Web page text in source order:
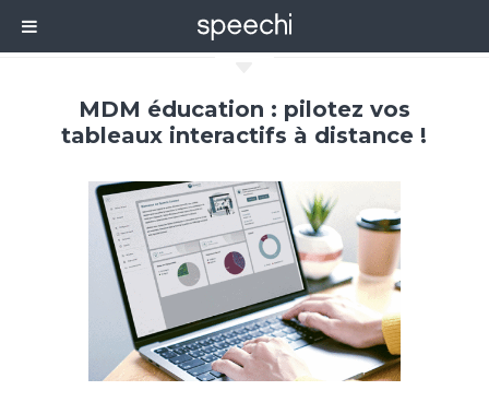
MDM éducation : pilotez vos
tableaux interactifs à distance !